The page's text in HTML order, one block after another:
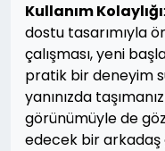
Kullanım Kolaylığı
dostu tasarımıyla
çalışması, yeni
pratik bir deneyim
yanınızda
görünümüyle de
edecek bir arkadaş